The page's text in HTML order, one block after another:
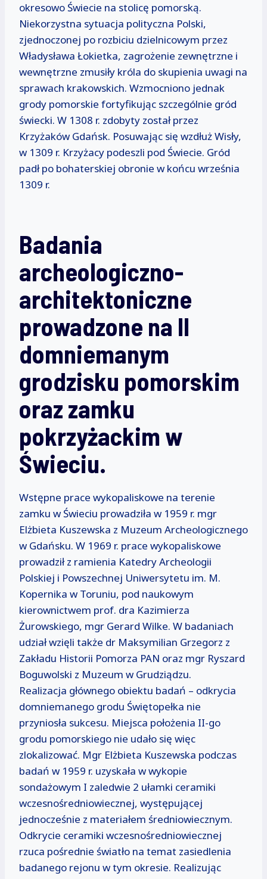
okresowo Świecie na stolicę pomorską.
Niekorzystna sytuacja polityczna Polski,
zjednoczonej po rozbiciu dzielnicowym przez
Władysława Łokietka, zagrożenie zewnętrzne i
wewnętrzne zmusiły króla do skupienia uwagi na
sprawach krakowskich. Wzmocniono jednak
grody pomorskie fortyfikując szczególnie gród
świecki. W 1308 r. zdobyty został przez
Krzyżaków Gdańsk. Posuwając się wzdłuż Wisły,
w 1309 r. Krzyżacy podeszli pod Świecie. Gród
padł po bohaterskiej obronie w końcu września
1309 r.
Badania
archeologiczno-
architektoniczne
prowadzone na II
domniemanym
grodzisku pomorskim
oraz zamku
pokrzyżackim w
Świeciu.
Wstępne prace wykopaliskowe na terenie
zamku w Świeciu prowadziła w 1959 r. mgr
Elżbieta Kuszewska z Muzeum Archeologicznego
w Gdańsku. W 1969 r. prace wykopaliskowe
prowadził z ramienia Katedry Archeologii
Polskiej i Powszechnej Uniwersytetu im. M.
Kopernika w Toruniu, pod naukowym
kierownictwem prof. dra Kazimierza
Żurowskiego, mgr Gerard Wilke. W badaniach
udział wzięli także dr Maksymilian Grzegorz z
Zakładu Historii Pomorza PAN oraz mgr Ryszard
Boguwolski z Muzeum w Grudziądzu.
Realizacja głównego obiektu badań – odkrycia
domniemanego grodu Świętopełka nie
przyniosła sukcesu. Miejsca położenia II-go
grodu pomorskiego nie udało się więc
zlokalizować. Mgr Elżbieta Kuszewska podczas
badań w 1959 r. uzyskała w wykopie
sondażowym I zaledwie 2 ułamki ceramiki
wczesnośredniowiecznej, występującej
jednocześnie z materiałem średniowiecznym.
Odkrycie ceramiki wczesnośredniowiecznej
rzuca pośrednie światło na temat zasiedlenia
badanego rejonu w tym okresie. Realizując